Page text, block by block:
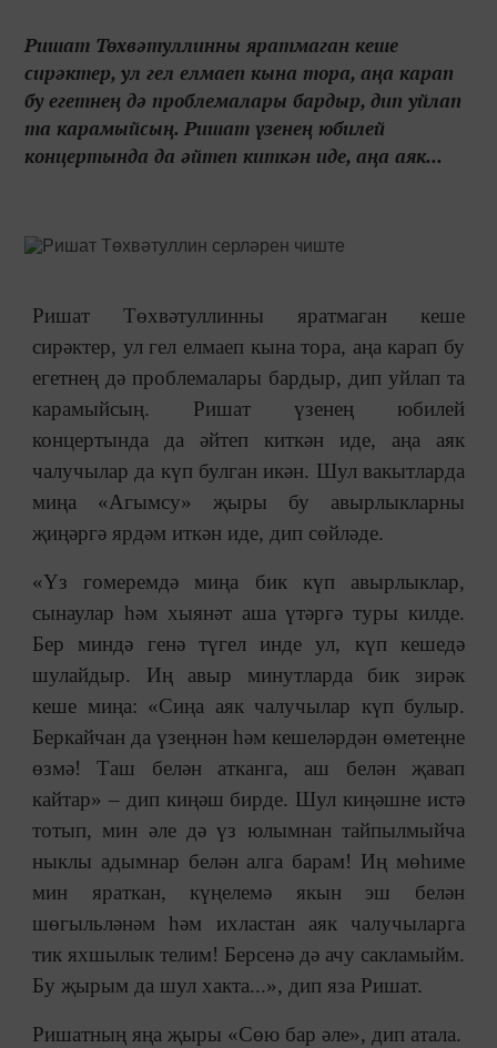
Ришат Төхвәтуллинны яратмаган кеше
сирәктер, ул гел елмаеп кына тора, аңа карап
бу егетнең дә проблемалары бардыр, дип уйлап
та карамыйсың. Ришат үзенең юбилей
концертында да әйтеп киткән иде, аңа аяк...
Ришат Төхвәтуллинны яратмаган кеше
сирәктер, ул гел елмаеп кына тора, аңа карап бу
егетнең дә проблемалары бардыр, дип уйлап та
карамыйсың. Ришат үзенең юбилей
концертында да әйтеп киткән иде, аңа аяк
чалучылар да күп булган икән. Шул вакытларда
миңа «Агымсу» җыры бу авырлыкларны
җиңәргә ярдәм иткән иде, дип сөйләде.
«Үз гомеремдә миңа бик күп авырлыклар,
сынаулар һәм хыянәт аша үтәргә туры килде.
Бер миндә генә түгел инде ул, күп кешедә
шулайдыр. Иң авыр минутларда бик зирәк
кеше миңа: «Сиңа аяк чалучылар күп булыр.
Беркайчан да үзеңнән һәм кешеләрдән өметеңне
өзмә! Таш белән атканга, аш белән җавап
кайтар» ‒ дип киңәш бирде. Шул киңәшне истә
тотып, мин әле дә үз юлымнан тайпылмыйча
ныклы адымнар белән алга барам! Иң мөһиме
мин яраткан, күңелемә якын эш белән
шөгыльләнәм һәм ихластан аяк чалучыларга
тик яхшылык телим! Берсенә дә ачу сакламыйм.
Бу җырым да шул хакта...», дип яза Ришат.
Ришатның яңа җыры «Сөю бар әле», дип атала.